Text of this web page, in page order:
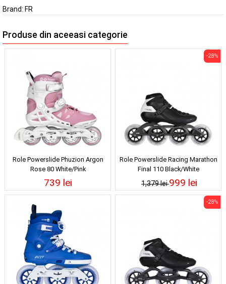
Brand: FR
Produse din aceeasi categorie
Role Powerslide Phuzion Argon
Rose 80 White/Pink
739 lei
Role Powerslide Racing Marathon
Final 110 Black/White
1,379 lei
-28%
999 lei
-28%